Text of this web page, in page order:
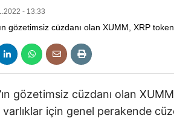
- 13:33
gözetimsiz cüzdanı olan
için genel perakende